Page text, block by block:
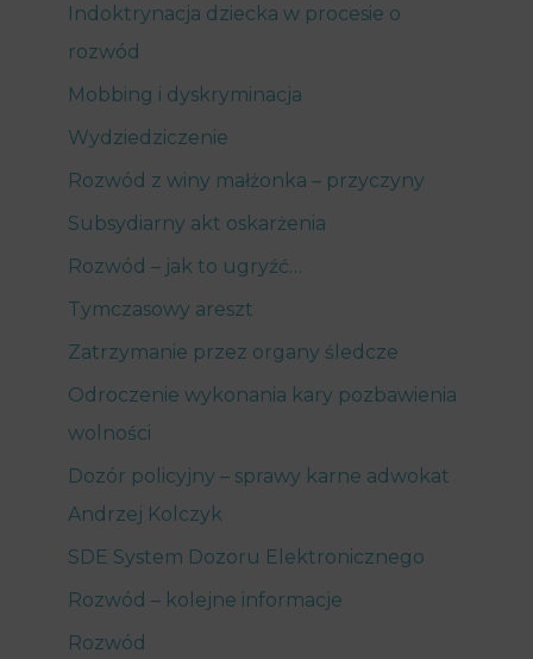
Indoktrynacja dziecka w procesie o
rozwód
Mobbing i dyskryminacja
Wydziedziczenie
Rozwód z winy małżonka – przyczyny
Subsydiarny akt oskarżenia
Rozwód – jak to ugryźć…
Tymczasowy areszt
Zatrzymanie przez organy śledcze
Odroczenie wykonania kary pozbawienia
wolności
Dozór policyjny – sprawy karne adwokat
Andrzej Kolczyk
SDE System Dozoru Elektronicznego
Rozwód – kolejne informacje
Rozwód